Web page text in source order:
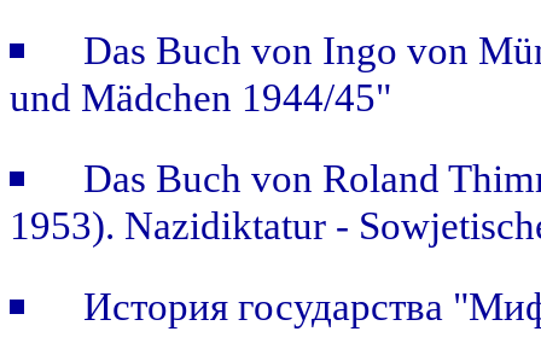
Das Buch von Ingo von
und Mädchen 1944/45"
Das Buch von Roland
1953). Nazidiktatur -
История государства